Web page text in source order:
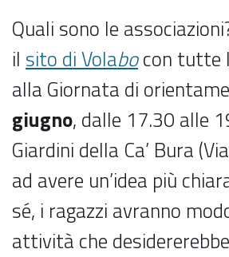
Quali sono le
il sito di Volabocon tutte
alla Giornata di
giugno, dalle 17.30 alle
Giardini della Ca’ Bura
ad avere un’idea più
sé, i ragazzi avranno
attività che